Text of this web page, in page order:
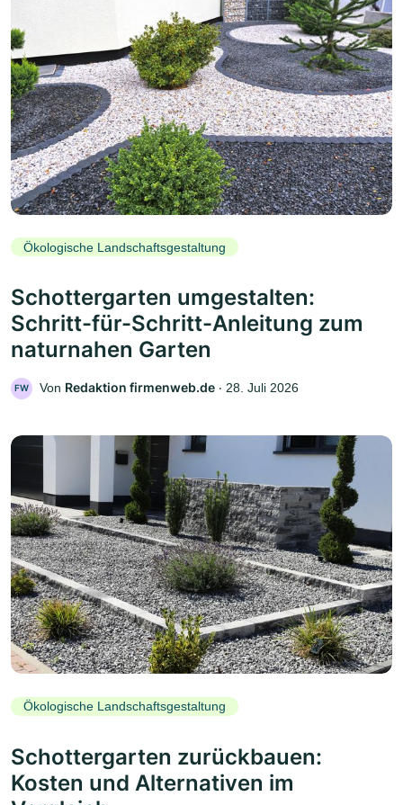
Ökologische Landschaftsgestaltung
Schottergarten umgestalten:
Schritt-für-Schritt-Anleitung zum
naturnahen Garten
FW Von Redaktion firmenweb.de ‧ 28. Juli 2026
Ökologische Landschaftsgestaltung
Schottergarten zurückbauen:
Kosten und Alternativen im